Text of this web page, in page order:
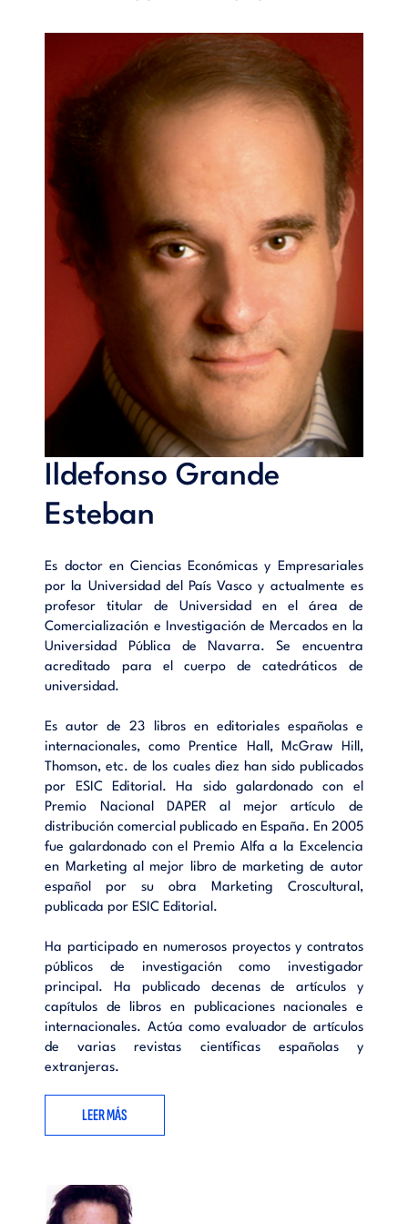
El lenguaje empleado para escribir este libro es sencillo, sin
tecnicismos innecesarios. Sin embargo, posee numerosos
conceptos, que si bien pueden resultar inicialmente
complejos, la forma en que se exponen y comentan los hace
perfectamente asequibles a cualquier lector. Este lector
puede ser un estudiante de grado o postgrado que entra por
vez primera en contacto con el apasionante mundo del
comportamiento de los consumidores. También los
profesionales de la gestión encontrarán en sus páginas
numerosas estrategias que contribuirán al éxito de sus
negocios. El libro se acompaña de las presentaciones en
Microsoft PowerPoint de todos los capítulos. En ellas se
resumen los conceptos clave de cada uno de los temas
tratados, así como todas las ilustraciones que figuran en el
texto impreso. De esta manera se proporciona al lector un
recurso adicional para la lectura del libro y al docente un
material didáctico de indudable utilidad para sus
presentaciones académicas ante su audiencia.
Marketing y comportamiento del consumidor.- La integración
de comportamiento del consumidor.- El entorno de la
Procesamiento de la información: análisis de la percepción.-
Aprendizaje y memoria.- Personalidad y estilos de vida.-
Actitudes y cambio de actitudes.- Reconocimiento del
problema y búsqueda de información.- Procesos de compra y
actuaciones postcompra.- El consumidor y la compra
electrónica. Estrategias de fidelización.- La investigación del
consumidor.- Consumerismo, sociedad, marketing y ética.-
Ildefonso Grande
Esteban
Es doctor en Ciencias Económicas y Empresariales
por la Universidad del País Vasco y actualmente es
profesor titular de Universidad en el área de
Comercialización e Investigación de Mercados en la
Universidad Pública de Navarra. Se encuentra
acreditado para el cuerpo de catedráticos de
universidad.
Es autor de 23 libros en editoriales españolas e
internacionales, como Prentice Hall, McGraw Hill,
Thomson, etc. de los cuales diez han sido publicados
por ESIC Editorial. Ha sido galardonado con el
Premio Nacional DAPER al mejor artículo de
distribución comercial publicado en España. En 2005
fue galardonado con el Premio Alfa a la Excelencia
en Marketing al mejor libro de marketing de autor
español por su obra Marketing Croscultural,
publicada por ESIC Editorial.
Ha participado en numerosos proyectos y contratos
públicos de investigación como investigador
principal. Ha publicado decenas de artículos y
capítulos de libros en publicaciones nacionales e
internacionales. Actúa como evaluador de artículos
de varias revistas científicas españolas y
extranjeras.
LEER MÁS